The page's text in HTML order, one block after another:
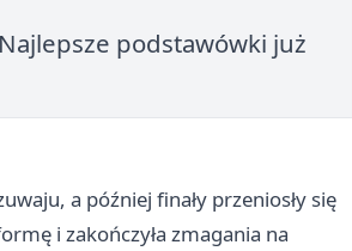
podstawówki już
a później finały przeniosły się
i zakończyła zmagania na